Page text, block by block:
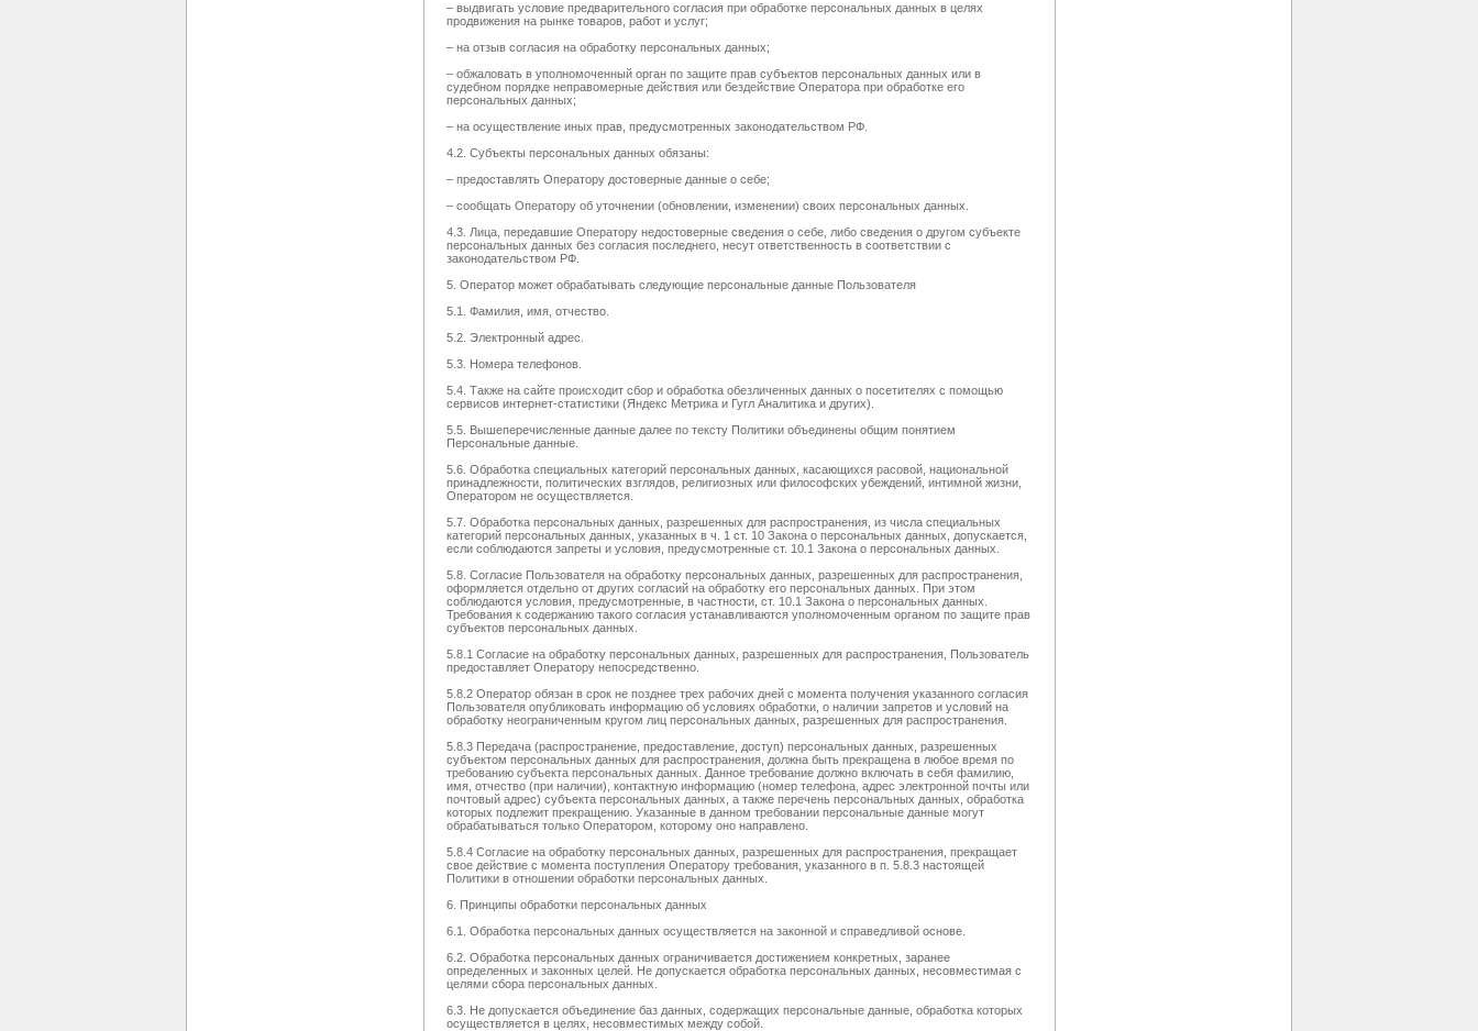
– выдвигать условие предварительного согласия при обработке персональных данных в целях
продвижения на рынке товаров, работ и услуг;
– на отзыв согласия на обработку персональных данных;
– обжаловать в уполномоченный орган по защите прав субъектов персональных данных или в
судебном порядке неправомерные действия или бездействие Оператора при обработке его
персональных данных;
– на осуществление иных прав, предусмотренных законодательством РФ.
4.2. Субъекты персональных данных обязаны:
– предоставлять Оператору достоверные данные о себе;
– сообщать Оператору об уточнении (обновлении, изменении) своих персональных данных.
4.3. Лица, передавшие Оператору недостоверные сведения о себе, либо сведения о другом субъекте
персональных данных без согласия последнего, несут ответственность в соответствии с
законодательством РФ.
5. Оператор может обрабатывать следующие персональные данные Пользователя
5.1. Фамилия, имя, отчество.
5.2. Электронный адрес.
5.3. Номера телефонов.
5.4. Также на сайте происходит сбор и обработка обезличенных данных о посетителях с помощью
сервисов интернет-статистики (Яндекс Метрика и Гугл Аналитика и других).
5.5. Вышеперечисленные данные далее по тексту Политики объединены общим понятием
Персональные данные.
5.6. Обработка специальных категорий персональных данных, касающихся расовой, национальной
принадлежности, политических взглядов, религиозных или философских убеждений, интимной жизни,
Оператором не осуществляется.
5.7. Обработка персональных данных, разрешенных для распространения, из числа специальных
категорий персональных данных, указанных в ч. 1 ст. 10 Закона о персональных данных, допускается,
если соблюдаются запреты и условия, предусмотренные ст. 10.1 Закона о персональных данных.
5.8. Согласие Пользователя на обработку персональных данных, разрешенных для распространения,
оформляется отдельно от других согласий на обработку его персональных данных. При этом
соблюдаются условия, предусмотренные, в частности, ст. 10.1 Закона о персональных данных.
Требования к содержанию такого согласия устанавливаются уполномоченным органом по защите прав
субъектов персональных данных.
5.8.1 Согласие на обработку персональных данных, разрешенных для распространения, Пользователь
предоставляет Оператору непосредственно.
5.8.2 Оператор обязан в срок не позднее трех рабочих дней с момента получения указанного согласия
Пользователя опубликовать информацию об условиях обработки, о наличии запретов и условий на
обработку неограниченным кругом лиц персональных данных, разрешенных для распространения.
5.8.3 Передача (распространение, предоставление, доступ) персональных данных, разрешенных
субъектом персональных данных для распространения, должна быть прекращена в любое время по
требованию субъекта персональных данных. Данное требование должно включать в себя фамилию,
имя, отчество (при наличии), контактную информацию (номер телефона, адрес электронной почты или
почтовый адрес) субъекта персональных данных, а также перечень персональных данных, обработка
которых подлежит прекращению. Указанные в данном требовании персональные данные могут
обрабатываться только Оператором, которому оно направлено.
5.8.4 Согласие на обработку персональных данных, разрешенных для распространения, прекращает
свое действие с момента поступления Оператору требования, указанного в п. 5.8.3 настоящей
Политики в отношении обработки персональных данных.
6. Принципы обработки персональных данных
6.1. Обработка персональных данных осуществляется на законной и справедливой основе.
6.2. Обработка персональных данных ограничивается достижением конкретных, заранее
определенных и законных целей. Не допускается обработка персональных данных, несовместимая с
целями сбора персональных данных.
6.3. Не допускается объединение баз данных, содержащих персональные данные, обработка которых
осуществляется в целях, несовместимых между собой.